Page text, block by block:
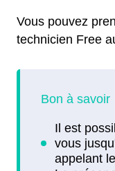
Vous pouvez
technicien Free